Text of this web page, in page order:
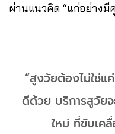
ผ่านแนวคิด “แก่อย่าง
“สูงวัยต้องไม่ใช่
ดีด้วย บริการสูวัย
ใหม่ ที่ขับเค